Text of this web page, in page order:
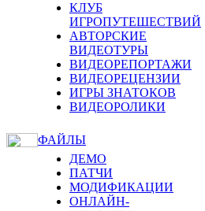
КЛУБ
ИГРОПУТЕШЕСТВИЙ
АВТОРСКИЕ
ВИДЕОТУРЫ
ВИДЕОРЕПОРТАЖИ
ВИДЕОРЕЦЕНЗИИ
ИГРЫ ЗНАТОКОВ
ВИДЕОРОЛИКИ
ФАЙЛЫ
ДЕМО
ПАТЧИ
МОДИФИКАЦИИ
ОНЛАЙН-